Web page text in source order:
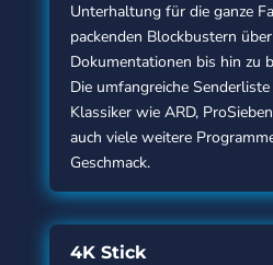
Unterhaltung für die ganze
packenden Blockbustern
Dokumentationen bis hin zu
Die umfangreiche
Klassiker wie ARD,
auch viele weitere
Geschmack.
4K Stick